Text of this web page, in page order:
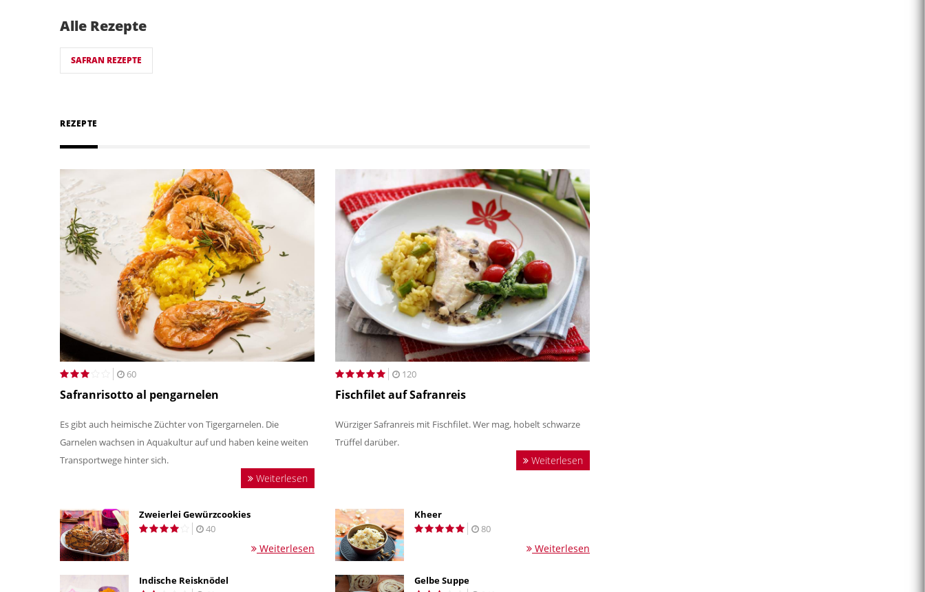
Alle Rezepte
SAFRAN REZEPTE
REZEPTE
60
Safranrisotto al pengarnelen
Es gibt auch heimische Züchter von Tigergarnelen. Die
Garnelen wachsen in Aquakultur auf und haben keine weiten
Transportwege hinter sich.
Weiterlesen
120
Fischfilet auf Safranreis
Würziger Safranreis mit Fischfilet. Wer mag, hobelt schwarze
Trüffel darüber.
Weiterlesen
Zweierlei Gewürzcookies
40
Weiterlesen
Kheer
80
Weiterlesen
Indische Reisknödel
Gelbe Suppe